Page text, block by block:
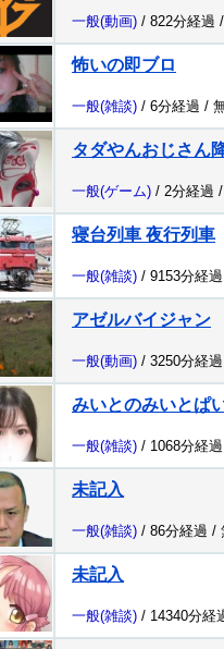
一般(動画) / 822分経過 /
怖いの即ブロ
一般(雑談) / 6分経過 /
タダやんおじさん
一般(ゲーム) / 2分経過 /
寝台列車 夜行列車
一般(雑談) / 9153分経
アゼルバイジャン
一般(動画) / 3250分経
みいとのみいとぱ
一般(雑談) / 1068分経
未記入
一般(雑談) / 86分経過 /
未記入
一般(雑談) / 14340分経